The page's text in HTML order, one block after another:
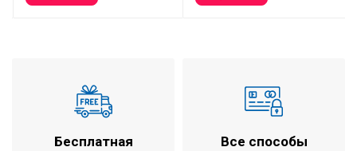
(Ш×В×Г), мм
(нетто/брутто), кг
21,5 / 25,0
Бесплатная
Все способы